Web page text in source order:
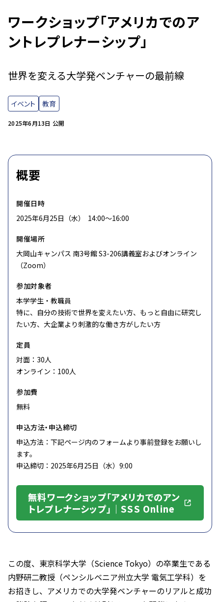
ワークショップ「アメリカでのア
ントレプレナーシップ」
2025年6月13日 公開
世界を変える大学発ベンチャーの最前線
イベント 教育
概要
開催日時
2025年6月25日（水） 14:00〜16:00
開催場所
大岡山キャンパス 南3号館 S3-206講義室およびオンライン
（Zoom）
参加対象者
本学学生・教職員
特に、自分の技術で世界を変えたい方、もっと自由に研究し
たい方、大企業より刺激的な働き方がしたい方
定員
対面：30人
オンライン：100人
参加費
無料
申込方法・申込締切
申込方法：下記ページ内のフォームより事前登録をお願いし
ます。
申込締切：2025年6月25日（水）9:00
無料ワークショップ「アメリカでのアン
トレプレナーシップ」｜SSS Online
この度、東京科学大学（Science Tokyo）の卒業生である
内野研二教授（ペンシルベニア州立大学 電気工学科）を
お招きし、アメリカでの大学発ベンチャーのリアルと成功